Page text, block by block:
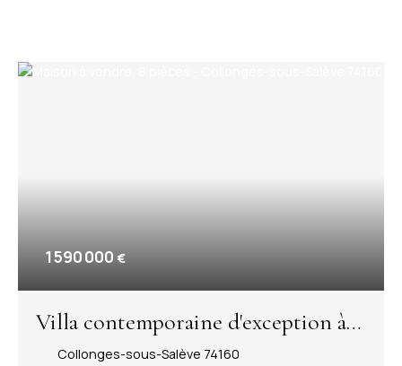
1 590 000 €
Villa contemporaine d'exception à
Collonges-sous-Salève ? Vue
Collonges-sous-Salève 74160